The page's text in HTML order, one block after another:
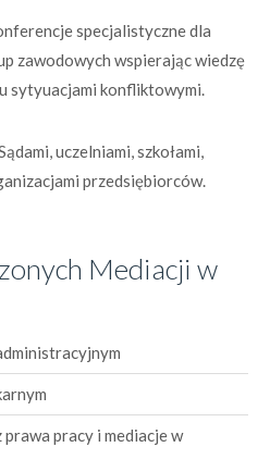
specjalistyczne dla
zawodowych wspierając wiedzę
sytyuacjami konfliktowymi.
uczelniami, szkołami,
przedsiębiorców.
Mediacji w
pracy i mediacje w